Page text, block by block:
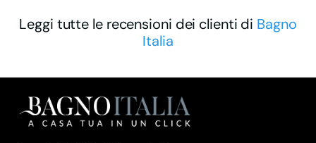
Leggi tutte le recensioni dei clienti di Bagno
Italia